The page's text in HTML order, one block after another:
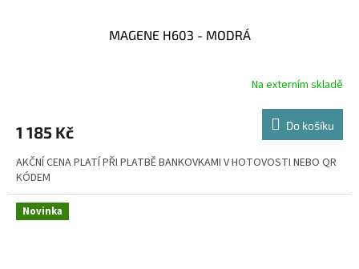
MAGENE H603 - MODRÁ
Na externím skladě
1 185 Kč Do košíku
AKČNÍ CENA PLATÍ PŘI PLATBĚ BANKOVKAMI V HOTOVOSTI NEBO QR
KÓDEM
Novinka